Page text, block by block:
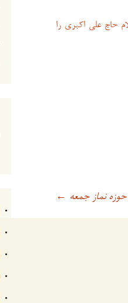
حاج علی اکبری را
نماز جمعه ←